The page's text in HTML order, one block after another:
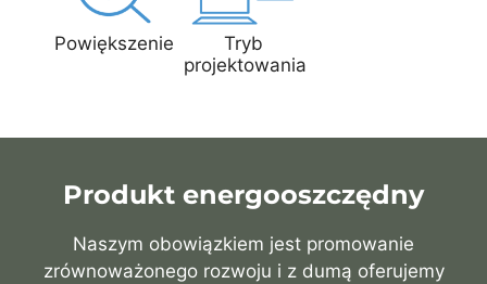
Powiększenie
Tryb
projektowania
Produkt energooszczędny
Naszym obowiązkiem jest promowanie
zrównoważonego rozwoju i z dumą oferujemy